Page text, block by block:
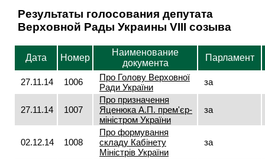
Результаты голосования депутата
Верховной Рады Украины VIII созыва
Дата Номер
Наименование
документа
Парламент
27.11.14 1006
Про Голову Верховної
Ради України
за
27.11.14 1007
Про призначення
Яценюка А.П. прем'єр-
міністром України
за
02.12.14 1008
Про формування
складу Кабінету
Міністрів України
за